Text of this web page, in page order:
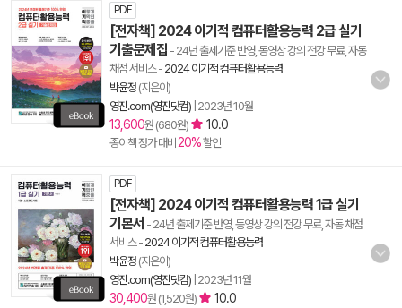
PDF
[전자책] 2024 이기적 컴퓨터활용능력 2급 실기
기출문제집 - 24년 출제기준 반영, 동영상 강의 전강 무료, 자동
채점 서비스- 2024 이기적 컴퓨터활용능력
박윤정 (지은이)
영진.com(영진닷컴) 2023년 10월
13,600원 (680원) 10.0
종이책 정가 대비 20%할인
PDF
[전자책] 2024 이기적 컴퓨터활용능력 1급 실기
기본서 - 24년 출제기준 반영, 동영상 강의 전강 무료, 자동 채점
서비스- 2024 이기적 컴퓨터활용능력
박윤정 (지은이)
영진.com(영진닷컴) 2023년 11월
30,400원 (1,520원) 10.0